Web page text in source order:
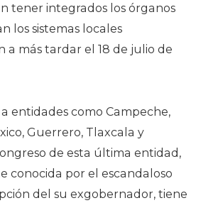
tener integrados los órganos
los sistemas locales
a más tardar el 18 de julio de
entidades como Campeche,
Guerrero, Tlaxcala y
de esta última entidad,
conocida por el escandaloso
del su exgobernador, tiene